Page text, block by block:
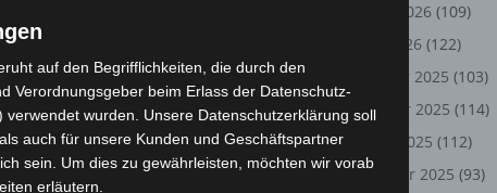
weiter fort. Cybercrime-as-a-
oder Ransomware-Baukästen
Künstlicher Intelligenz in
Februar 2026 (109)
Januar 2026 (122)
Dezember 2025 (103)
November 2025 (114)
Oktober 2025 (112)
September 2025 (93)
auf den Begrifflichkeiten, die durch den
Verordnungsgeber beim Erlass der Datenschutz-
verwendet wurden. Unsere Datenschutzerklärung soll
auch für unsere Kunden und Geschäftspartner
sein. Um dies zu gewährleisten, möchten wir vorab
erläutern.